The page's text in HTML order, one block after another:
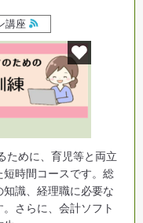
講座
ために、育児等と両立
短時間コースです。総
識、経理職に必要な
さらに、会計ソフト